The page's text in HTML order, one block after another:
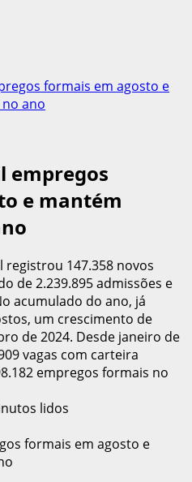
formais em agosto e
ano
empregos
e mantém
registrou 147.358 novos
de 2.239.895 admissões e
acumulado do ano, já
um crescimento de
de 2024. Desde janeiro de
vagas com carteira
empregos formais no
lidos